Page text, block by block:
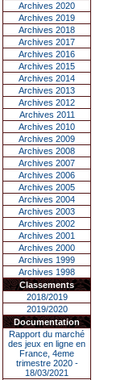
Archives 2020
Archives 2019
Archives 2018
Archives 2017
Archives 2016
Archives 2015
Archives 2014
Archives 2013
Archives 2012
Archives 2011
Archives 2010
Archives 2009
Archives 2008
Archives 2007
Archives 2006
Archives 2005
Archives 2004
Archives 2003
Archives 2002
Archives 2001
Archives 2000
Archives 1999
Archives 1998
Classements
2018/2019
2019/2020
Documentation
Rapport du marché
des jeux en ligne en
France, 4eme
trimestre 2020 -
18/03/2021